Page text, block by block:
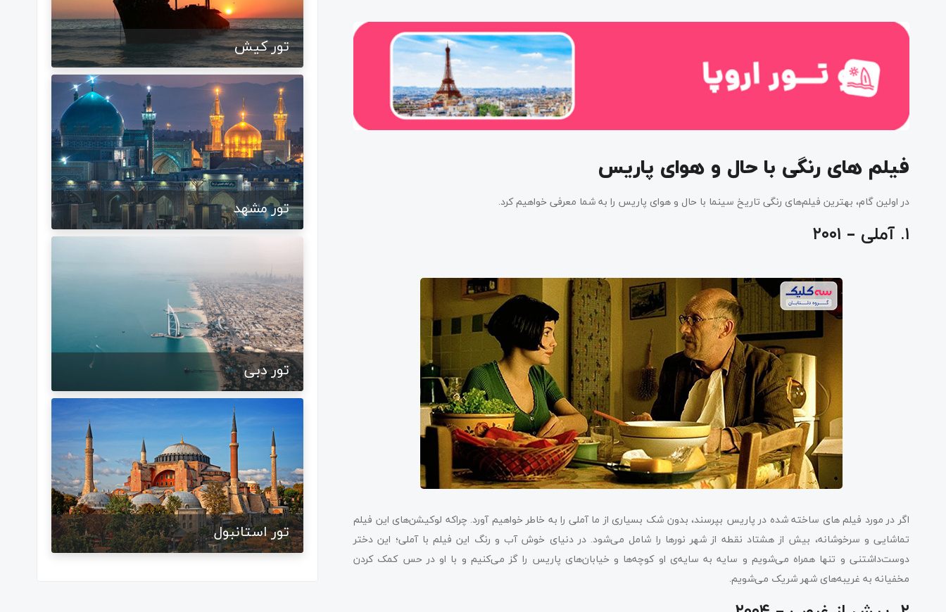
فیلم های رنگی با حال و هوای پاریس
در اولین گام، بهترین فیلم‌های رنگی تاریخ سینما با حال و هوای پاریس را به شما معرفی خواهیم کرد.
۱. آملی – ۲۰۰۱
اگر در مورد فیلم های ساخته شده در پاریس بپرسند، بدون شک بسیاری از ما آملی را به خاطر خواهیم آورد. چراکه لوکیشن‌های این فیلم
تماشایی و سرخوشانه، بیش از هشتاد نقطه از شهر نورها را شامل می‌شود. در دنیای خوش آب و رنگ این فیلم با آملی؛ این دختر
دوست‌داشتنی و تنها همراه می‌شویم و سایه به سایه‌ی او کوچه‌ها و خیابان‌های پاریس را گز می‌کنیم و با او در حس کمک کردن
مخفیانه به غریبه‌های شهر شریک می‌شویم.
تور کیش
تور مشهد
تور دبی
تور استانبول